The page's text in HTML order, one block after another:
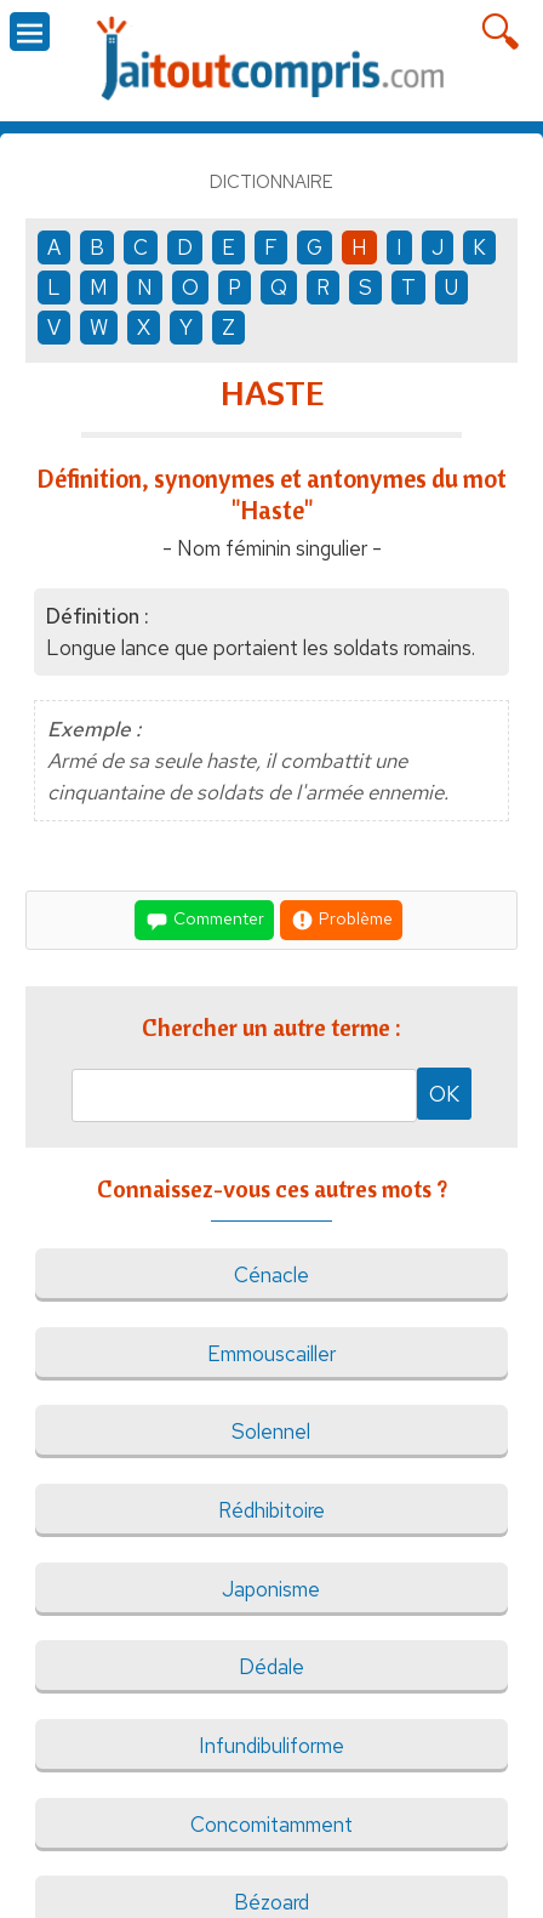
DICTIONNAIRE
A B C D E F G H I J
K
L
M N O P Q R S T
U
V
W X Y Z
HASTE
Définition, synonymes et antonymes du mot
"Haste"
- Nom féminin singulier -
Définition :
Longue lance que portaient les soldats romains.
Exemple :
Armé de sa seule haste, il combattit une
cinquantaine de soldats de l'armée ennemie.
Commenter Problème
Chercher un autre terme :
Connaissez-vous ces autres mots ?
Cénacle
Emmouscailler
Solennel
Rédhibitoire
Japonisme
Dédale
Infundibuliforme
Concomitamment
Bézoard